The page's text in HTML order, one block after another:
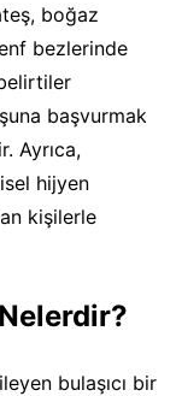
boğaz
bezlerinde
başvurmak
Ayrıca,
hijyen
kişilerle
bulaşıcı bir